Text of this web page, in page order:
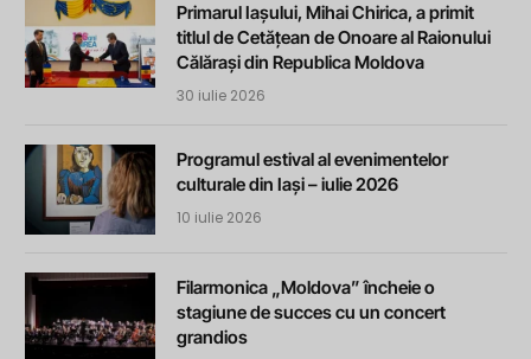
Primarul Iașului, Mihai Chirica, a primit
titlul de Cetățean de Onoare al Raionului
Călărași din Republica Moldova
30 iulie 2026
Programul estival al evenimentelor
culturale din Iași – iulie 2026
10 iulie 2026
Filarmonica „Moldova” încheie o
stagiune de succes cu un concert
grandios